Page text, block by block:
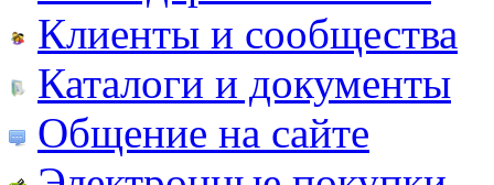
Клиенты и сообщества
Каталоги и документы
Общение на сайте